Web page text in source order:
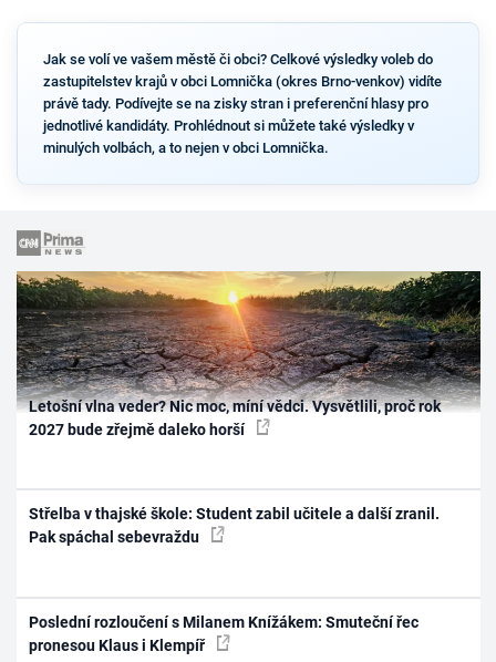
Jak se volí ve vašem městě či obci? Celkové výsledky voleb do
zastupitelstev krajů v obci Lomnička (okres Brno-venkov) vidíte
právě tady. Podívejte se na zisky stran i preferenční hlasy pro
jednotlivé kandidáty. Prohlédnout si můžete také výsledky v
minulých volbách, a to nejen v obci Lomnička.
Letošní vlna veder? Nic moc, míní vědci. Vysvětlili, proč rok
2027 bude zřejmě daleko horší
Střelba v thajské škole: Student zabil učitele a další zranil.
Pak spáchal sebevraždu
Poslední rozloučení s Milanem Knížákem: Smuteční řec
pronesou Klaus i Klempíř